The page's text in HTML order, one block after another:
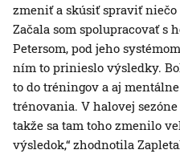
zmeniť a skúsiť spraviť niečo
Začala som spolupracovať s
Petersom, pod jeho
ním to prinieslo výsledky.
to do tréningov a aj
trénovania. V halovej
takže sa tam toho zmenilo
výsledok,“ zhodnotila